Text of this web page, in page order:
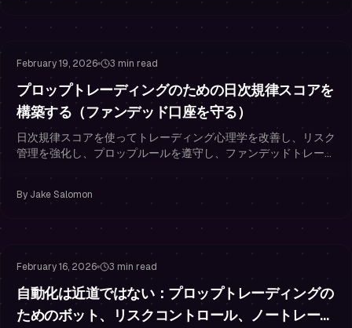
February 19, 2026 3 min read
プロップトレーディングのための日次規律スコアを
構築する（ファンデッド口座を守る）
日次規律スコアを使ってトレーディング心理学を改善し、リスク
管理を強化し、プロップルールを遵守し、ファンデッドトレーダ
By Jake Salomon
Risk Management Drawdown Management
February 16, 2026 3 min read
自動化は近道ではない：プロップトレーディングの
ためのボット、リスクコントロール、ノートレード